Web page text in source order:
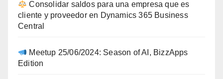
Consolidar saldos para una empresa que es
cliente y proveedor en Dynamics 365 Business
Central
Meetup 25/06/2024: Season of AI, BizzApps
Edition